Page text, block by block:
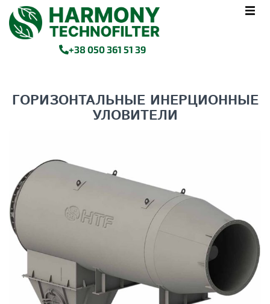
+38 050 361 51 39
ГОРИЗОНТАЛЬНЫЕ ИНЕРЦИОННЫЕ
УЛОВИТЕЛИ